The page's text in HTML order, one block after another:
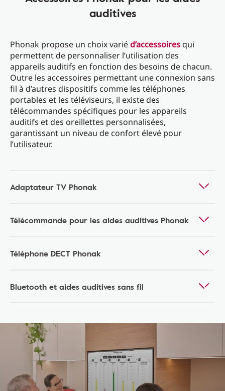
auditives
Phonak propose un choix variéd’accessoiresqui
permettent de personnaliser l’utilisation des
appareils auditifs en fonction des besoins de chacun.
Outre les accessoires permettant une connexion sans
fil à d’autres dispositifs comme les téléphones
portables et les téléviseurs, il existe des
télécommandes spécifiques pour les appareils
auditifs et des oreillettes personnalisées,
garantissant un niveau de confort élevé pour
l’utilisateur.
Adaptateur TV Phonak
Télécommande pour les aides auditives Phonak
Téléphone DECT Phonak
Bluetooth et aides auditives sans fil